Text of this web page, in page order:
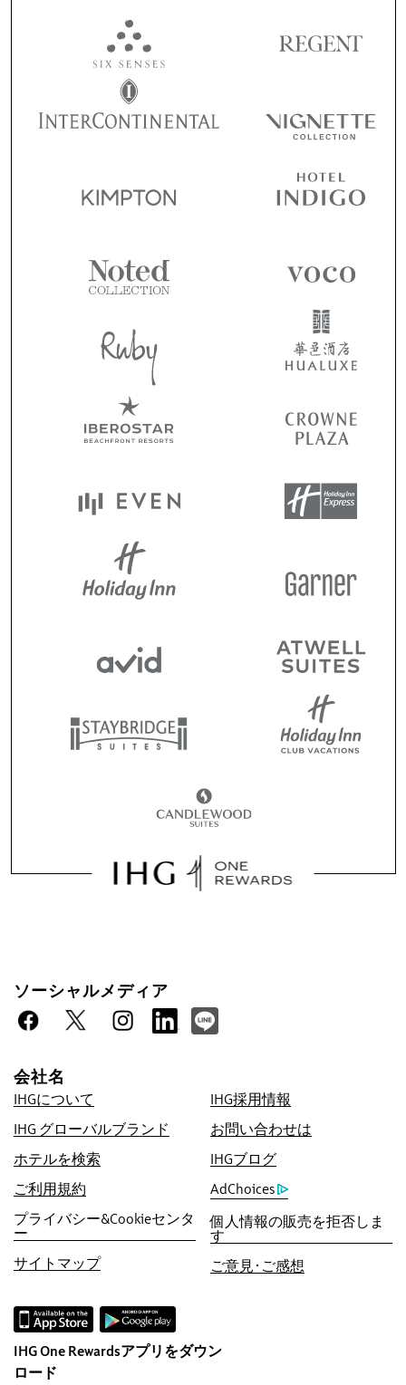
ソーシャルメディア
会社名
IHGについて
IHG採用情報
IHG グローバルブランド
お問い合わせは
ホテルを検索
IHGブログ
ご利用規約
AdChoices
プライバシー&Cookieセンタ
ー
個人情報の販売を拒否しま
す
サイトマップ
ご意見･ご感想
IHG One Rewardsアプリをダウン
ロード
公式サイトご予約特典
IHGでは現時点のオンライン最低価格を保証い
たします。より低い価格を見つけられた場合に
は、その価格に合わせた上で、5倍のIHG®リワ
ーズクラブ ポイント（最大40,000ポイント）
オンライン予約保証
客室保証
ご予約手数料無料！
ただきません。
データプライバシー＆サイトセキュリティ
IHGでは、お客様のプライバシーを尊重し、保